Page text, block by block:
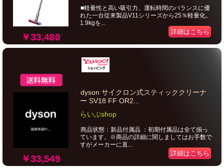
￥33,480
■軽量性と高い吸引力、運転時間のバランスに優
れた一台従来製品V11シリーズから25％軽量化。
1.9kgを...
詳細はこちら
￥33,549
dyson サイクロン式スティッククリーナ
ー SV18 FF OR2...
らいぶshop
商品状態：新品付属品 ：初期付属品は全て揃っ
ています。※商品の詳細に関しましてはお手数で
すがメーカーに直...
詳細はこちら